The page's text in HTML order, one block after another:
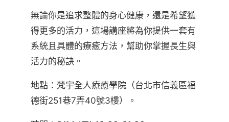
無論你是追求整體的身心健康，還是希望獲
得更多的活力，這場講座將為你提供一套有
系統且具體的療癒方法，幫助你掌握長生與
活力的秘訣。
地點：梵宇全人療癒學院（台北市信義區福
德街251巷7弄40號3樓）。